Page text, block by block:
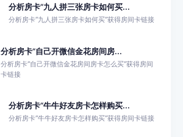
分析房卡“九人拼三张房卡如何买...
分析房卡“九人拼三张房卡如何买”获得房间卡链接
分析房卡“自己开微信金花房间房...
分析房卡“自己开微信金花房间房卡怎么买”获得房间
卡链接
分析房卡“牛牛好友房卡怎样购买...
分析房卡“牛牛好友房卡怎样购买”获得房间卡链接